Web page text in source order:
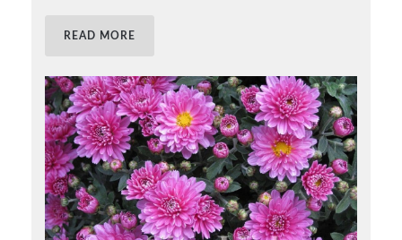
READ MORE